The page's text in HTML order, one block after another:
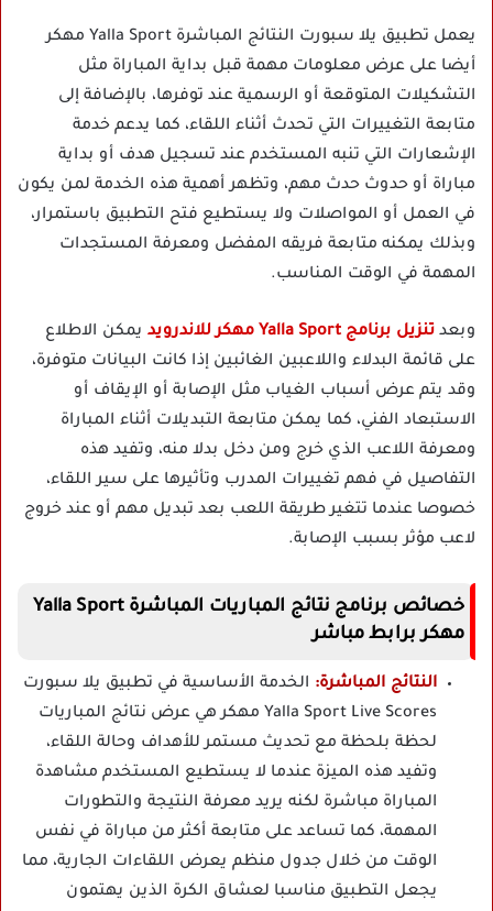
يعمل تطبيق يلا سبورت النتائج المباشرة Yalla Sport مهكر
أيضا على عرض معلومات مهمة قبل بداية المباراة مثل
التشكيلات المتوقعة أو الرسمية عند توفرها، بالإضافة إلى
متابعة التغييرات التي تحدث أثناء اللقاء، كما يدعم خدمة
الإشعارات التي تنبه المستخدم عند تسجيل هدف أو بداية
مباراة أو حدوث حدث مهم، وتظهر أهمية هذه الخدمة لمن يكون
في العمل أو المواصلات ولا يستطيع فتح التطبيق باستمرار،
وبذلك يمكنه متابعة فريقه المفضل ومعرفة المستجدات
المهمة في الوقت المناسب.
وبعد تنزيل برنامج Yalla Sport مهكر للاندرويد
يمكن الاطلاع
على قائمة البدلاء واللاعبين الغائبين إذا كانت البيانات متوفرة،
وقد يتم عرض أسباب الغياب مثل الإصابة أو الإيقاف أو
الاستبعاد الفني، كما يمكن متابعة التبديلات أثناء المباراة
ومعرفة اللاعب الذي خرج ومن دخل بدلا منه، وتفيد هذه
التفاصيل في فهم تغييرات المدرب وتأثيرها على سير اللقاء،
خصوصا عندما تتغير طريقة اللعب بعد تبديل مهم أو عند خروج
لاعب مؤثر بسبب الإصابة.
خصائص برنامج نتائج المباريات المباشرة Yalla Sport
مهكر برابط مباشر
النتائج المباشرة: الخدمة الأساسية في تطبيق يلا سبورت
Yalla Sport Live Scores مهكر هي عرض نتائج المباريات
لحظة بلحظة مع تحديث مستمر للأهداف وحالة اللقاء،
وتفيد هذه الميزة عندما لا يستطيع المستخدم مشاهدة
المباراة مباشرة لكنه يريد معرفة النتيجة والتطورات
المهمة، كما تساعد على متابعة أكثر من مباراة في نفس
الوقت من خلال جدول منظم يعرض اللقاءات الجارية، مما
يجعل التطبيق مناسبا لعشاق الكرة الذين يهتمون